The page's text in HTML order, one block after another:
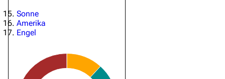
Sonne
Amerika
Engel